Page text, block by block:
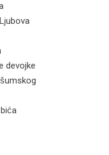
devojkе